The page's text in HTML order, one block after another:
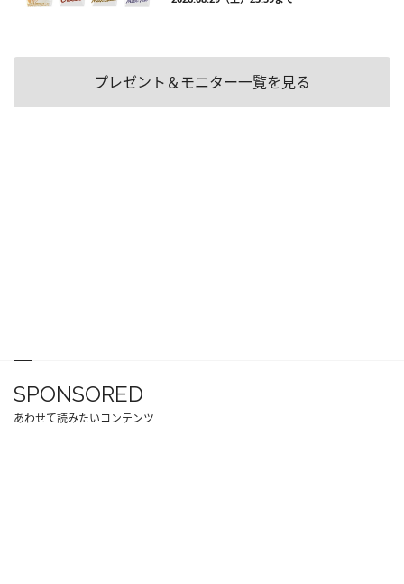
プレゼント＆モニター一覧を見る
SPONSORED
あわせて読みたいコンテンツ